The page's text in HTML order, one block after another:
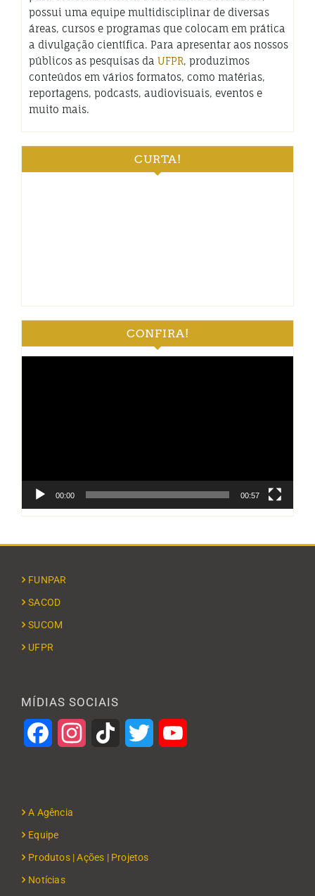
possui uma equipe multidisciplinar de diversas
áreas, cursos e programas que colocam em prática
a divulgação científica. Para apresentar aos nossos
públicos as pesquisas da UFPR, produzimos
conteúdos em vários formatos, como matérias,
reportagens, podcasts, audiovisuais, eventos e
muito mais.
CURTA!
CONFIRA!
00:00 00:57
FUNPAR
SACOD
SUCOM
UFPR
MÍDIAS SOCIAIS
FacebookInstagramTikTok Twitter
A Agência
Equipe
Produtos | Ações | Projetos
Notícias